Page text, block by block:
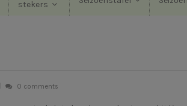
stekers
0 comments